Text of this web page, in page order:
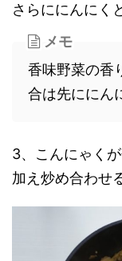
さらににんにく
メモ
香味野菜の香
合は先ににん
3、こんにゃく
加え炒め合わせ